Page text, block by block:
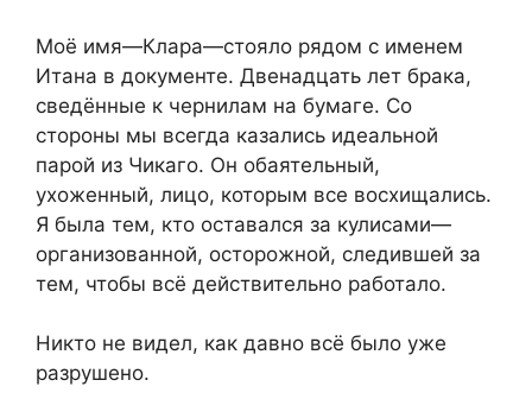
Моё имя—Клара—стояло рядом с именем
Итана в документе. Двенадцать лет брака,
сведённые к чернилам на бумаге. Со
стороны мы всегда казались идеальной
парой из Чикаго. Он обаятельный,
ухоженный, лицо, которым все восхищались.
Я была тем, кто оставался за кулисами—
организованной, осторожной, следившей за
тем, чтобы всё действительно работало.
Никто не видел, как давно всё было уже
разрушено.